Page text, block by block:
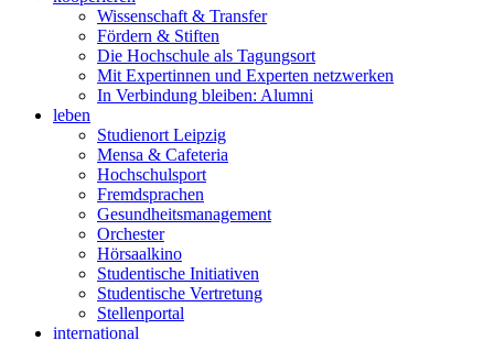
Wissenschaft & Transfer
Fördern & Stiften
Die Hochschule als Tagungsort
Mit Expertinnen und Experten netzwerken
In Verbindung bleiben: Alumni
leben
Studienort Leipzig
Mensa & Cafeteria
Hochschulsport
Fremdsprachen
Gesundheitsmanagement
Orchester
Hörsaalkino
Studentische Initiativen
Studentische Vertretung
Stellenportal
international